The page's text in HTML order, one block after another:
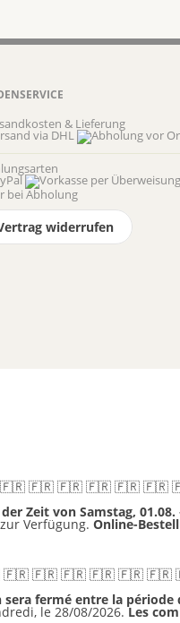
& Lieferung
widerrufen
🇫🇷 🇫🇷 🇫🇷 🇫🇷
Zeit von Samstag, 01.08.
Verfügung. Online-
🇫🇷 🇫🇷 🇫🇷 🇫🇷
sera fermé entre la période
le 28/08/2026.Les